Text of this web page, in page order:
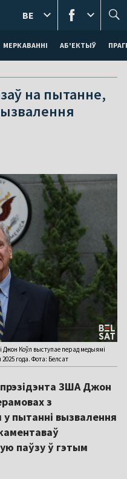
МЕРКАВАННI АБ'ЕКТЫЎ
BE
на пытанне,
Коўл выступае перад медыямі
года. Фота: Белсат
ЗША Джон
з
пытанні вызвалення
паўзу ў гэтым